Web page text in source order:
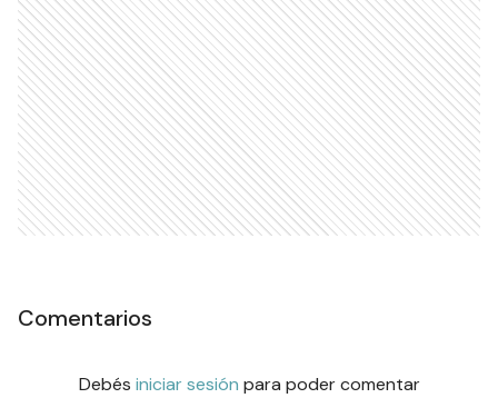
Comentarios
Debés iniciar sesión para poder comentar